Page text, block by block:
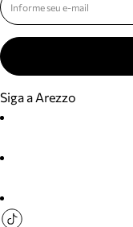
Siga a Arezzo